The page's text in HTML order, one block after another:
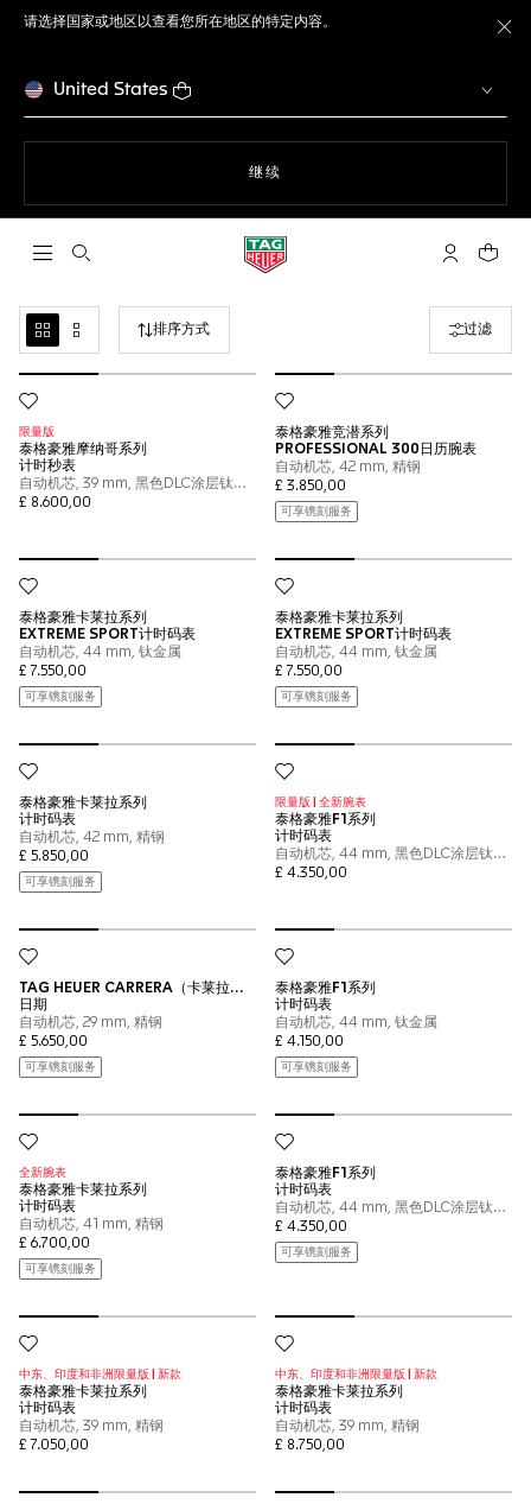
请选择国家或地区以查看您所在地区的特定内容。
United States
继续
打开搜索 My TAG您的